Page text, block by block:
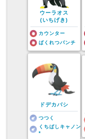
ウーラオス
(いちげき)
カウンター
ばくれつパンチ
ドデカバシ
つつく
くちばしキャノン
*